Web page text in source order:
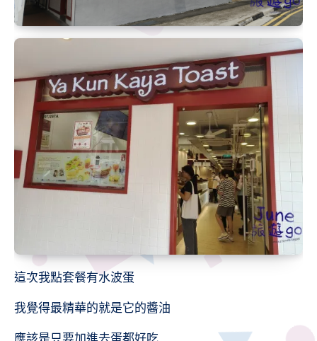
這次我點套餐有水波蛋
我覺得最精華的就是它的醬油
應該是只要加進去蛋都好吃